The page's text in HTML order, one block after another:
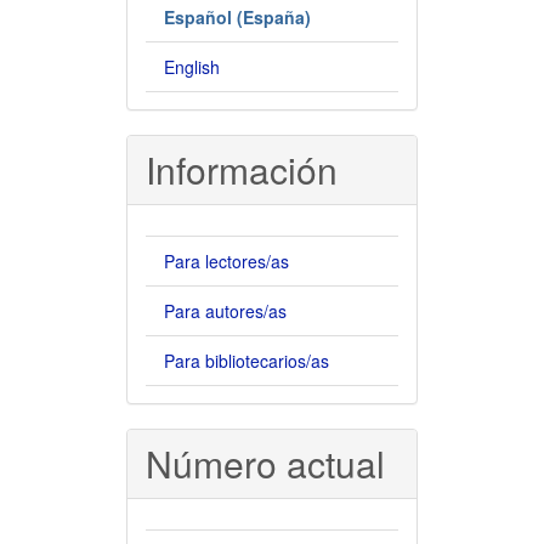
Español (España)
English
Información
Para lectores/as
Para autores/as
Para bibliotecarios/as
Número actual